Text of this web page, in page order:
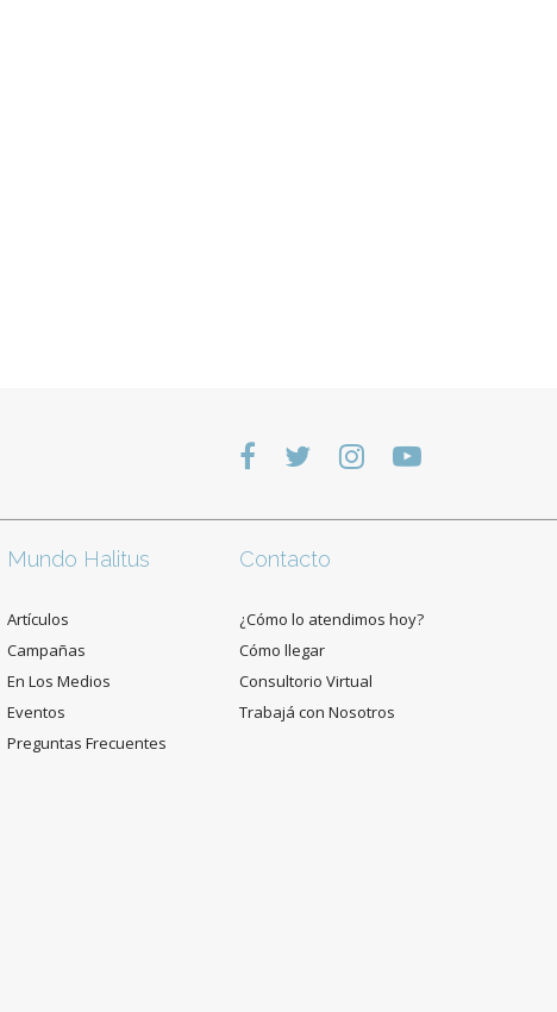
Mundo Halitus
Artículos
Campañas
En Los Medios
Eventos
Preguntas Frecuentes
Contacto
¿Cómo lo atendimos hoy?
Cómo llegar
Consultorio Virtual
Trabajá con Nosotros